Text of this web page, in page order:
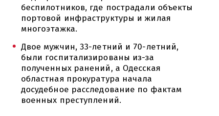
беспилотников, где пострадали объекты
портовой инфраструктуры и жилая
многоэтажка.
Двое мужчин, 33-летний и 70-летний,
были госпитализированы из-за
полученных ранений, а Одесская
областная прокуратура начала
досудебное расследование по фактам
военных преступлений.